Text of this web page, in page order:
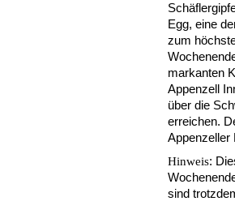
Egg, eine
zum
markanten
Appenzell
über die
erreichen.
Appenzeller
Hinweis:
sind